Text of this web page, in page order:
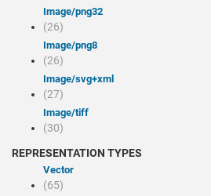
image/png32
(26)
image/png8
(26)
image/svg+xml
(27)
image/tiff
(30)
REPRESENTATION TYPES
Vector
(65)